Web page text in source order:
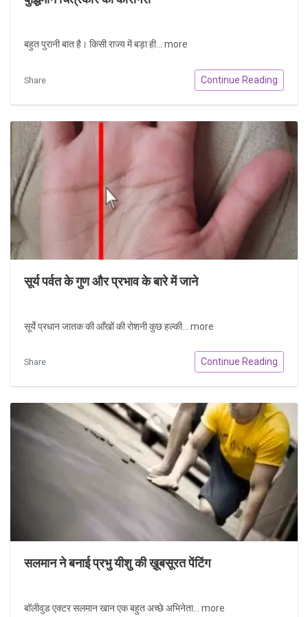
बहुत पुरानी बात है। किसी राज्य में बड़ा ही... more
Share Continue Reading
सूर्य पर्वत के गुण और प्रभाव के बारे में जाने
सूर्ये प्रधान जातक की आँखों की रोशनी कुछ हल्की... more
Share Continue Reading
सलमान ने बनाई प्रभु यीशु की ख़ूबसूरत पेंटिंग
बॉलीवुड एक्टर सलमान खान एक बहुत अच्छे अभिनेता... more